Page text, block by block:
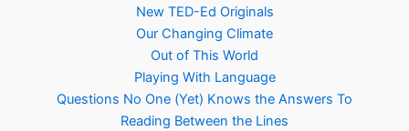
New TED-Ed Originals
Our Changing Climate
Out of This World
Playing With Language
Questions No One (Yet) Knows the Answers To
Reading Between the Lines